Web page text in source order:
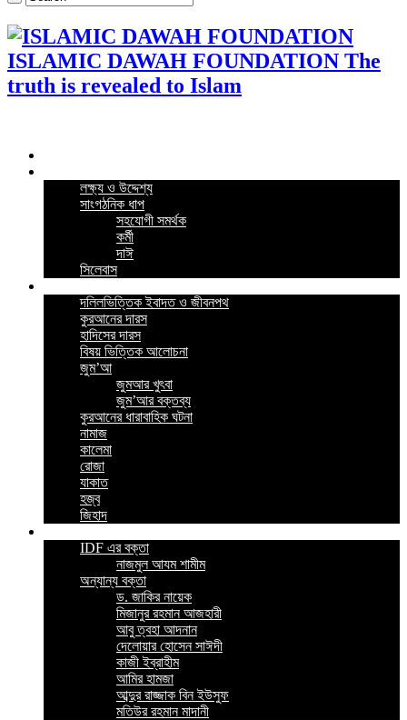
ISLAMIC DAWAH FOUNDATION The
truth is revealed to Islam
লক্ষ্য ও উদ্দেশ্য
সাংগঠনিক ধাপ
সহযোগী সমর্থক
কর্মী
দাঈ
সিলেবাস
দলিলভিত্তিক ইবাদত ও জীবনপথ
কুরআনের দারস
হাদিসের দারস
বিষয় ভিত্তিক আলোচনা
জুম’আ
জুমআর খুৎবা
জুম’আর বক্তব্য
কুরআনের ধারাবাহিক ঘটনা
নামাজ
কালেমা
রোজা
যাকাত
হজ্ব
জিহাদ
IDF এর বক্তা
নাজমুল আযম শামীম
অন্যান্য বক্তা
ড. জাকির নায়েক
মিজানুর রহমান আজহারী
আবু ত্বহা আদনান
দেলোয়ার হোসেন সাঈদী
কাজী ইব্রাহীম
আমির হামজা
আব্দুর রাজ্জাক বিন ইউসুফ
মতিউর রহমান মাদানী